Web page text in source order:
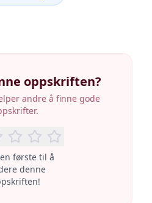
oppskriften?
andre å finne gode
første til å
denne